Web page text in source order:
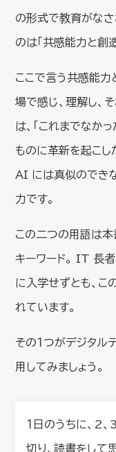
の形式で教育がなさ
のは「共感能力と創
ここで言う共感能力
場で感じ、理解し、
は、「これまでなか
ものに革新を起こし
AI には真似のでき
力です。
この二つの用語は
キーワード。 IT 長
に入学せずとも、こ
れています。
その１つがデジタル
用してみましょう。
１日のうちに、2
切り、読書をして